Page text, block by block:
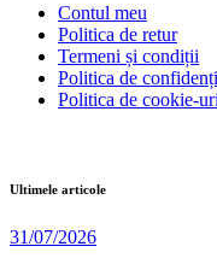
Contul meu
Politica de retur
Termeni și condiții
Politica de
Politica de cookie-uri
Ultimele articole
31/07/2026